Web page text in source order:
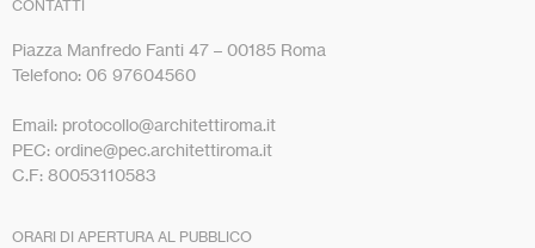
CONTATTI
Piazza Manfredo Fanti 47 – 00185 Roma
Telefono: 06 97604560
Email: protocollo@architettiroma.it
PEC: ordine@pec.architettiroma.it
C.F: 80053110583
ORARI DI APERTURA AL PUBBLICO